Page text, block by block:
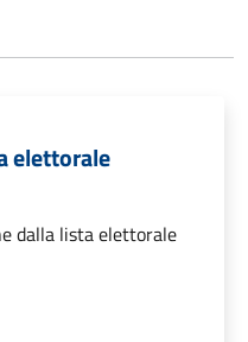
elettorale
dalla lista elettorale